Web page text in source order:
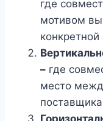
где
мотивом
конкретной
– где
место